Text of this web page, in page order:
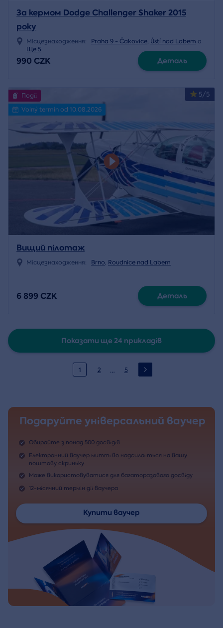
За кермом Dodge Challenger Shaker 2015
року
Місцезнаходження: Praha 9 - Čakovice, Ústí nad Labem a
Ще 5
990 CZK Деталь
5/5
Події
Volný termín od 10.08.2026
Вищий пілотаж
Місцезнаходження: Brno, Roudnice nad Labem
6 899 CZK Деталь
Показати ще 24 прикладів
1 2 … 5
Подаруйте універсальний ваучер
Обирайте з понад 500 досвідів
Електронний ваучер миттєво надсилається на вашу
поштову скриньку
Може використовуватися для багаторазового досвіду
12-місячний термін дії ваучера
Купити ваучер